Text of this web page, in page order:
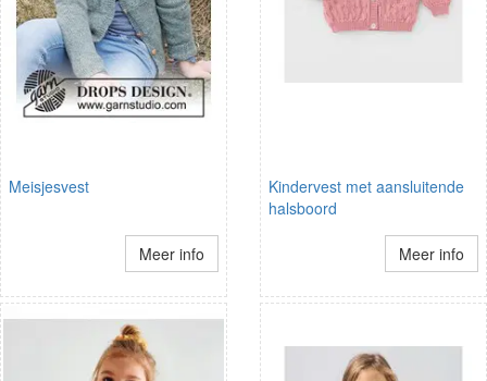
Meisjesvest
Meer info
Kindervest met aansluitende
halsboord
Meer info